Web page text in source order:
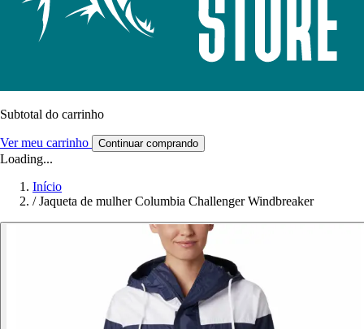
Subtotal do carrinho
Ver meu carrinho Continuar comprando
Loading...
Início
/ Jaqueta de mulher Columbia Challenger Windbreaker